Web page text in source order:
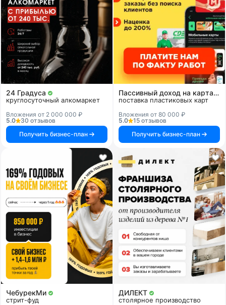
24 Градуса
круглосуточный алкомаркет
Вложения от 2 000 000 ₽
5.0
30 отзывов
Получить бизнес-план
Пассивный доход на картах и системах
поставка пластиковых карт
Вложения от 80 000 ₽
5.0
15 отзывов
Получить бизнес-план
ЧебурекМи
стрит-фуд
ДИЛЕКТ
столярное производство